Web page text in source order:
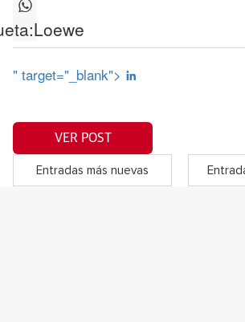
Loewe
" target="_blank">
VER POST
Entradas más nuevas